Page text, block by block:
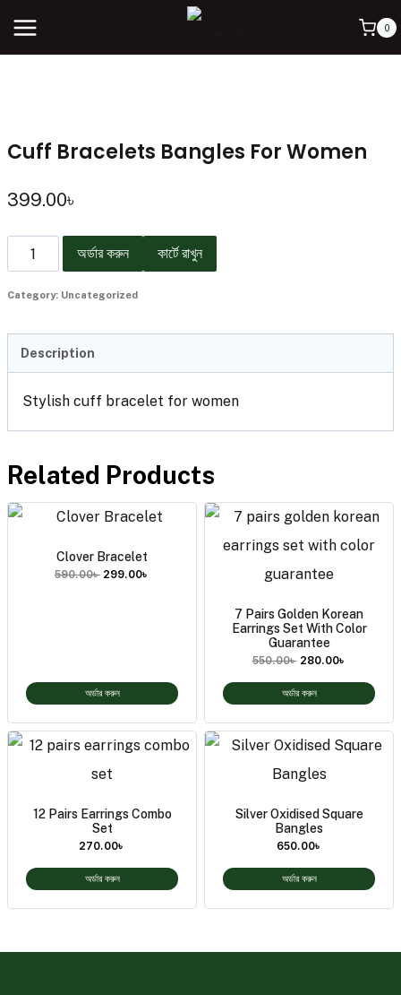
0
Cuff Bracelets Bangles For Women
399.00৳
অর্ডার করুন কার্টে রাখুন
Category: Uncategorized
Description
Stylish cuff bracelet for women
Related Products
Clover Bracelet
590.00৳ 299.00৳
অর্ডার করুন
7 Pairs Golden Korean
Earrings Set With Color
Guarantee
550.00৳ 280.00৳
অর্ডার করুন
12 Pairs Earrings Combo
Set
270.00৳
অর্ডার করুন
Silver Oxidised Square
Bangles
650.00৳
অর্ডার করুন